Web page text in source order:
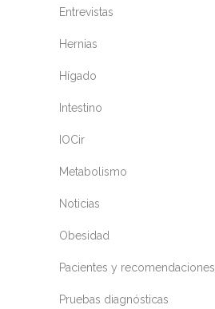
Entrevistas
Hernias
Hígado
Intestino
IOCir
Metabolismo
Noticias
Obesidad
Pacientes y recomendaciones
Pruebas diagnósticas